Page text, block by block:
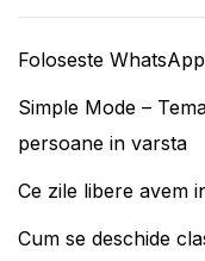
Foloseste
Simple Mode –
persoane in varsta
Ce zile libere avem
Cum se deschide